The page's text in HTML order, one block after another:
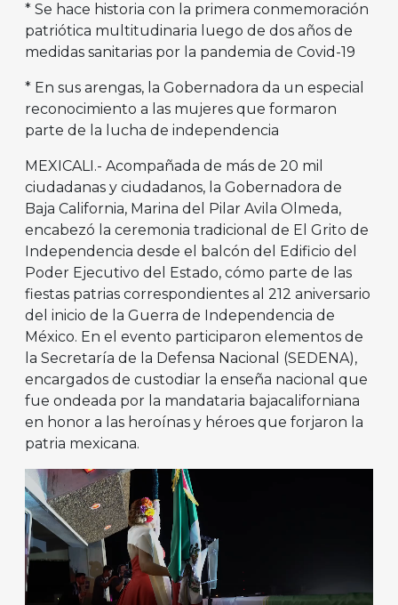
* Se hace historia con la primera conmemoración
patriótica multitudinaria luego de dos años de
medidas sanitarias por la pandemia de Covid-19
* En sus arengas, la Gobernadora da un especial
reconocimiento a las mujeres que formaron
parte de la lucha de independencia
MEXICALI.- Acompañada de más de 20 mil
ciudadanas y ciudadanos, la Gobernadora de
Baja California, Marina del Pilar Avila Olmeda,
encabezó la ceremonia tradicional de El Grito de
Independencia desde el balcón del Edificio del
Poder Ejecutivo del Estado, cómo parte de las
fiestas patrias correspondientes al 212 aniversario
del inicio de la Guerra de Independencia de
México. En el evento participaron elementos de
la Secretaría de la Defensa Nacional (SEDENA),
encargados de custodiar la enseña nacional que
fue ondeada por la mandataria bajacaliforniana
en honor a las heroínas y héroes que forjaron la
patria mexicana.